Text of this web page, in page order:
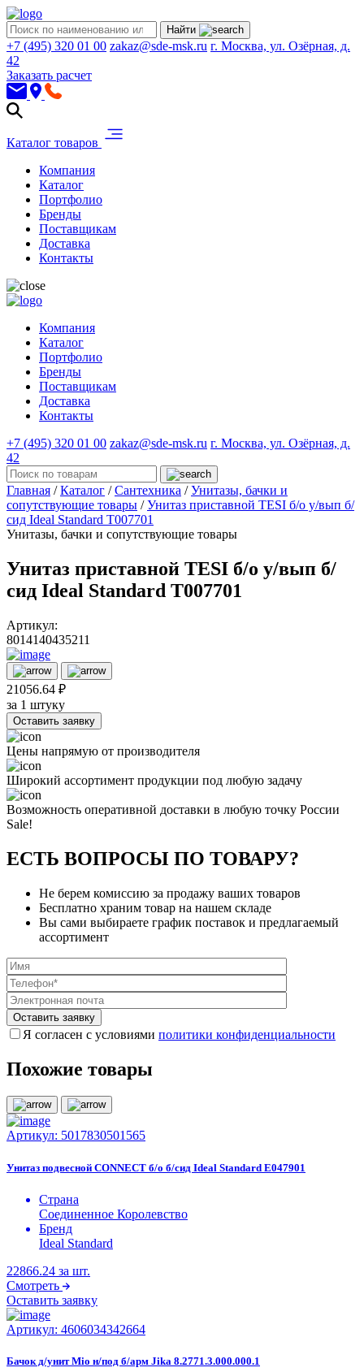
Найти
+7 (495) 320 01 00 zakaz@sde-msk.ru г. Москва, ул. Озёрная, д.
42
Заказать расчет
Каталог товаров
Компания
Каталог
Портфолио
Бренды
Поставщикам
Доставка
Контакты
Компания
Каталог
Портфолио
Бренды
Поставщикам
Доставка
Контакты
+7 (495) 320 01 00 zakaz@sde-msk.ru г. Москва, ул. Озёрная, д.
42
Главная / Каталог / Сантехника / Унитазы, бачки и
сопутствующие товары / Унитаз приставной TESI б/о у/вып б/
сид Ideal Standard T007701
Унитазы, бачки и сопутствующие товары
Унитаз приставной TESI б/о у/вып б/
сид Ideal Standard T007701
Артикул:
8014140435211
21056.64 ₽
за 1 штуку
Оставить заявку
Цены напрямую от производителя
Широкий ассортимент продукции под любую задачу
Возможность оперативной доставки в любую точку России
Sale!
ЕСТЬ ВОПРОСЫ ПО ТОВАРУ?
Не берем комиссию за продажу ваших товаров
Бесплатно храним товар на нашем складе
Вы сами выбираете график поставок и предлагаемый
ассортимент
Я согласен с условиями политики конфиденциальности
Похожие товары
Артикул: 5017830501565
Унитаз подвесной CONNECT б/о б/сид Ideal Standard E047901
Страна
Соединенное Королевство
Бренд
Ideal Standard
22866.24 за шт.
Смотреть
Оставить заявку
Артикул: 4606034342664
Бачок д/унит Mio н/под б/арм Jika 8.2771.3.000.000.1